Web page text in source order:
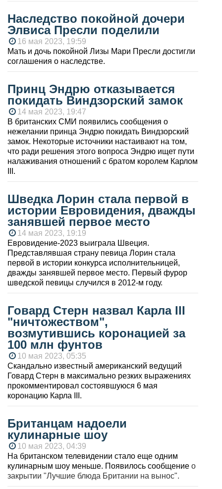
Наследство покойной дочери
Элвиса Пресли поделили
16 мая 2023, 19:59
Мать и дочь покойной Лизы Мари Пресли достигли
соглашения о наследстве.
Принц Эндрю отказывается
покидать Виндзорский замок
14 мая 2023, 19:47
В британских СМИ появились сообщения о
нежелании принца Эндрю покидать Виндзорский
замок. Некоторые источники настаивают на том,
что ради решения этого вопроса Эндрю ищет пути
налаживания отношений с братом королем Карлом
III.
Шведка Лорин стала первой в
истории Евровидения, дважды
занявшей первое место
14 мая 2023, 19:19
Евровидение-2023 выиграла Швеция.
Представлявшая страну певица Лорин стала
первой в истории конкурса исполнительницей,
дважды занявшей первое место. Первый фурор
шведской певицы случился в 2012-м году.
Говард Стерн назвал Карла III
"ничтожеством",
возмутившись коронацией за
100 млн фунтов
10 мая 2023, 05:35
Скандально известный американский ведущий
Говард Стерн в максимально резких выражениях
прокомментировал состоявшуюся 6 мая
коронацию Карла III.
Британцам надоели
кулинарные шоу
10 мая 2023, 04:39
На британском телевидении стало еще одним
кулинарным шоу меньше. Появилось сообщение о
закрытии "Лучшие блюда Британии на вынос".